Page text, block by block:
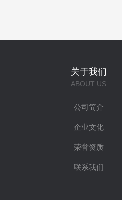
关于我们
ABOUT US
公司简介
企业文化
荣誉资质
联系我们